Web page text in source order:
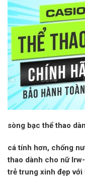
sòng bạc thể thao
cá tính hơn, chống
thao dành cho nữ
trẻ trung xinh đẹp